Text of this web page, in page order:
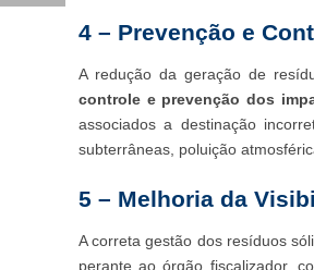
4 – Prevenção e
A redução da geração de
controle e prevenção dos
associados a destinação
subterrâneas, poluição
5 – Melhoria da
A correta gestão dos resíduos
perante ao órgão fiscalizador,